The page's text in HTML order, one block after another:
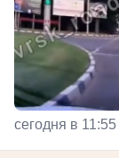
сегодня в 11:55